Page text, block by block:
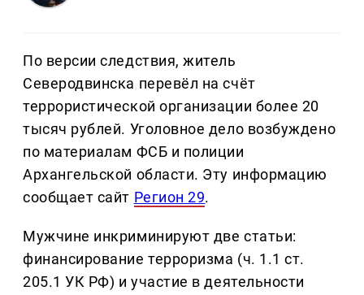
По версии следствия, житель
Северодвинска перевёл на счёт
террористической организации более 20
тысяч рублей. Уголовное дело возбуждено
по материалам ФСБ и полиции
Архангельской области. Эту информацию
сообщает сайт Регион 29.
Мужчине инкриминируют две статьи:
финансирование терроризма (ч. 1.1 ст.
205.1 УК РФ) и участие в деятельности